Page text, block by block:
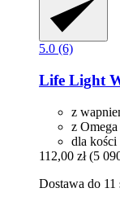
5.0 (6)
Life Light
z
z Omega
dla kości
112,00 zł (5
Dostawa do 11